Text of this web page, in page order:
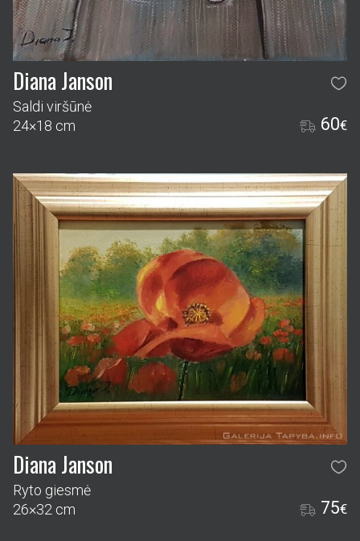
Diana Janson
Saldi viršūnė
24×18 cm
60€
Diana Janson
Ryto giesmė
26×32 cm
75€